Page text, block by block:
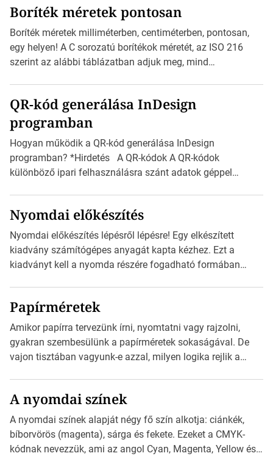
igazán foroghatnak a kreatív fogaskerekek, miközben
zajlik a saját címke készítése. Hogyan készítsünk címkét?
Válasszon méretet és alakot: Válassza ki a kívánt címke
méretét. Akár néhány […]
Boríték méretek pontosan
Boríték méretek milliméterben, centiméterben, pontosan,
egy helyen! A C sorozatú borítékok méretét, az ISO 216
szerint az alábbi táblázatban adjuk meg, mind
mutatja az A4-es papírlaphoz viszonyítva. Az amerikai és
észak-amerikai boríték méretére az ISO 216 nem
vonatkozik. Boríték méretének táblázata C0-tól […]
QR-kód generálása InDesign
programban
Hogyan működik a QR-kód generálása InDesign
programban? *Hirdetés A QR-kódok A QR-kódok
különböző ipari felhasználásra szánt adatok géppel
okostelefonjára telepíthet egy QR-kód-leolvasó
alkalmazást, ami leolvasni és dekódolni képes az URL-
információt és átirányítja a telefon böngészőjét a cég
weblapjára. A QR-kód beolvasása után a felhasználó
Nyomdai előkészítés
Nyomdai előkészítés lépésről lépésre! Egy elkészített
kiadvány számítógépes anyagát kapta kézhez. Ezt a
kiadványt kell a nyomda részére fogadható formában
Illustratorban készült vektorgrafika. *Hirdetés Minden
esetben konzultáljunk a nyomdával, mielőtt elkezdjük a
nyomdai előkészítést!Nehogy az elkészült munka után
derüljön ki, hogy valamit másképp kellett volna csinálni! […]
Papírméretek
Amikor papírra tervezünk írni, nyomtatni vagy rajzolni,
gyakran szembesülünk a papírméretek sokaságával. De
vajon tisztában vagyunk-e azzal, milyen logika rejlik a
*Hirdetés Ebben a cikkben a papírméretek izgalmas
világába kalauzolunk el téged, hogy jobban megértsd,
milyen szempontok alapján érdemes választanod a
jövőben. Bevezetés a papírméretek világába A […]
A nyomdai színek
A nyomdai színek alapját négy fő szín alkotja: ciánkék,
bíborvörös (magenta), sárga és fekete. Ezeket a CMYK-
kódnak nevezzük, ami az angol Cyan, Magenta, Yellow és